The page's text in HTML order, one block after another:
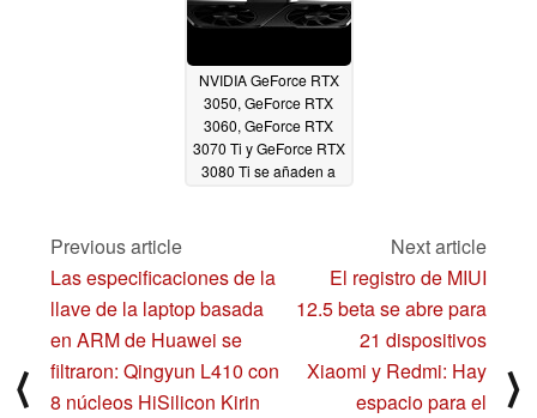
12/18/2020
NVIDIA GeForce RTX
3050, GeForce RTX
3060, GeForce RTX
3070 Ti y GeForce RTX
3080 Ti se añaden a
⟨
Previous article
Las especificaciones de la
llave de la laptop basada
en ARM de Huawei se
filtraron: Qingyun L410 con
8 núcleos HiSilicon Kirin
Next article
El registro de MIUI
12.5 beta se abre para
21 dispositivos
Xiaomi y Redmi: Hay
espacio para el
⟩